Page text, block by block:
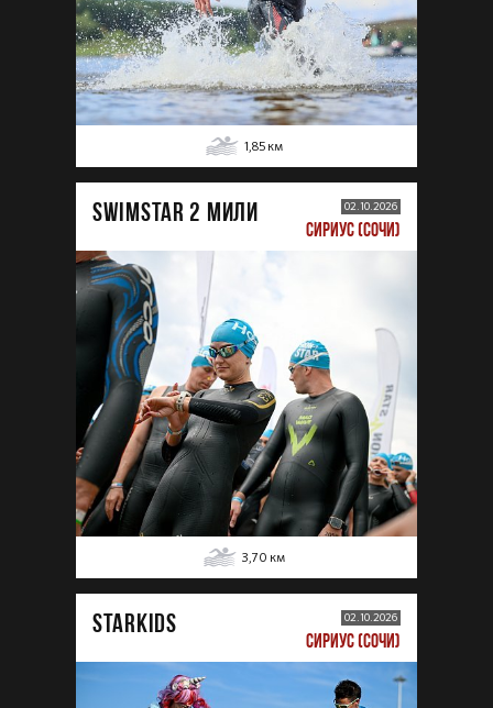
1,85 км
SWIMSTAR 2 МИЛИ 02.10.2026
СИРИУС (СОЧИ)
3,70 км
STARKIDS 02.10.2026
СИРИУС (СОЧИ)